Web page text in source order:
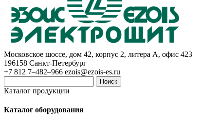
Московское шоссе, дом 42, корпус 2, литера А, офис 423
196158 Санкт-Петербург
+7 812 7–482–966 ezois@ezois-es.ru
Поиск
Каталог продукции
Каталог оборудования